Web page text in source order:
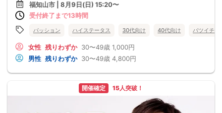
福知山市 | 8月9日(日) 15:20〜
受付終了まで13時間
パッション ハイステータス 30代向け 40代向け バツイチ・
女性 残りわずか 30〜49歳 1,000円
男性 残りわずか 30〜49歳 4,800円
開催確定 15人突破！